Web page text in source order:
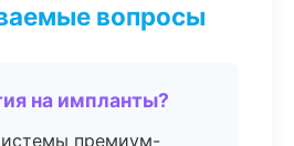
вопросы
на импланты?
премиум-